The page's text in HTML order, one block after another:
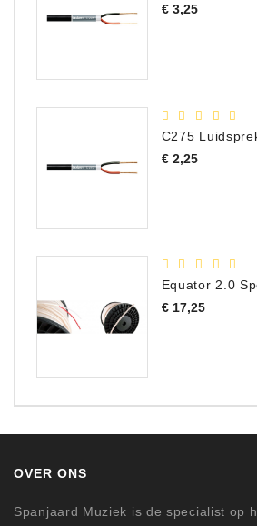
€ 3,25Prijs
€ 2,25Prijs
€ 17,25Prijs
OVER ONS
Spanjaard Muziek is de specialist op